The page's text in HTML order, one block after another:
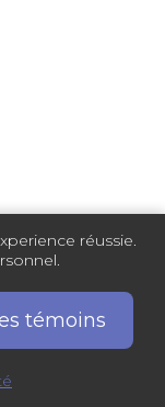
réussie.
témoins